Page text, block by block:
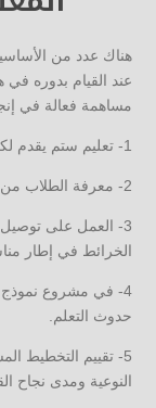
هناك عدد من
عند القيام بدوره
مساهمة فعالة في
1- تعليم ستم يقدم لكل الطلاب.
2- معرفة الطلاب من حيث احتياجاتهم وميولهم ومصالحهم.
3- العمل على
الخرائط في إطار
4- في مشروع
حدوث التعلم.
5- تقييم التخطيط
النوعية ومدى نجاح